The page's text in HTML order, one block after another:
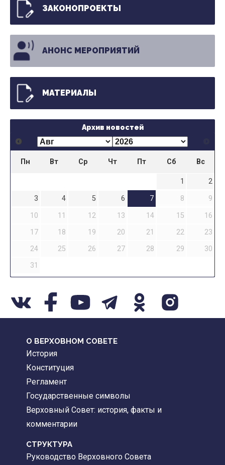
ЗАКОНОПРОЕКТЫ
АНОНС МЕРОПРИЯТИЙ
МАТЕРИАЛЫ
Архив новостей
Пн Вт Ср Чт Пт Сб Вс
1
2
3
4 5 6 7 8
9
10
11 12 13 14 15
16
17
18 19 20 21 22
23
24
25 26 27 28 29
30
31
О ВЕРХОВНОМ СОВЕТЕ
История
Конституция
Регламент
Государственные символы
Верховный Совет: история, факты и
комментарии
CТРУКТУРА
Руководство Верховного Совета